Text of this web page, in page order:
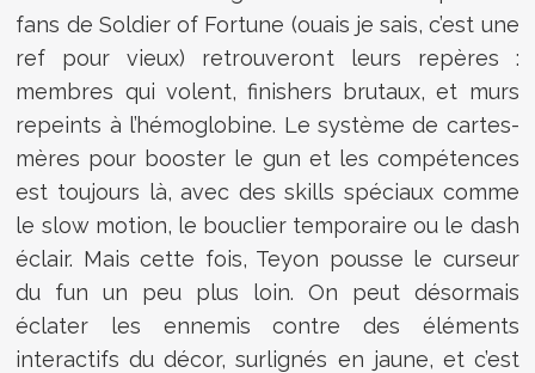
fans de Soldier of Fortune (ouais je sais, c’est une
ref pour vieux) retrouveront leurs repères :
membres qui volent, finishers brutaux, et murs
repeints à l’hémoglobine. Le système de cartes-
mères pour booster le gun et les compétences
est toujours là, avec des skills spéciaux comme
le slow motion, le bouclier temporaire ou le dash
éclair. Mais cette fois, Teyon pousse le curseur
du fun un peu plus loin. On peut désormais
éclater les ennemis contre des éléments
interactifs du décor, surlignés en jaune, et c’est